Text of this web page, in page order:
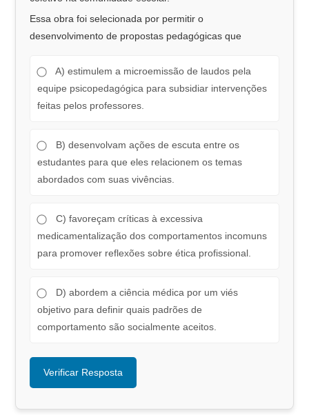
Essa obra foi selecionada por permitir o
desenvolvimento de propostas pedagógicas que
A) estimulem a microemissão de laudos pela
equipe psicopedagógica para subsidiar intervenções
feitas pelos professores.
B) desenvolvam ações de escuta entre os
estudantes para que eles relacionem os temas
abordados com suas vivências.
C) favoreçam críticas à excessiva
medicamentalização dos comportamentos incomuns
para promover reflexões sobre ética profissional.
D) abordem a ciência médica por um viés
objetivo para definir quais padrões de
comportamento são socialmente aceitos.
Verificar Resposta